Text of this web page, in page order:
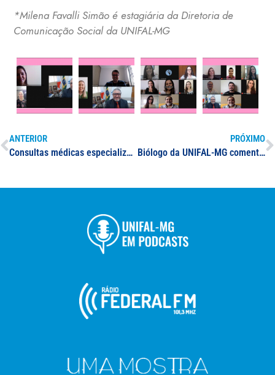
*Milena Favalli Simão é estagiária da Diretoria de
Comunicação Social da UNIFAL-MG
ANTERIOR
Consultas médicas especializadas feitas pela Clínica de Especialidades Médicas da UNIFAL-MG registram mais de 1.570 atendimentos durante a pandemia; atendimento gratuito à população retornou em junho
PRÓXIMO
Biólogo da UNIFAL-MG comenta vídeo de sucuri perseguida por cobras menores em matéria do UOL